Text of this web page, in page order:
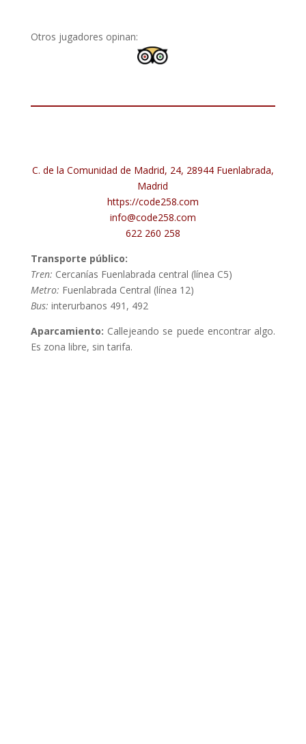
Otros jugadores opinan:
C. de la Comunidad de Madrid, 24, 28944 Fuenlabrada,
Madrid
https://code258.com
info@code258.com
622 260 258
Transporte público:
Tren: Cercanías Fuenlabrada central (línea C5)
Metro: Fuenlabrada Central (línea 12)
Bus: interurbanos 491, 492
Aparcamiento: Callejeando se puede encontrar algo.
Es zona libre, sin tarifa.